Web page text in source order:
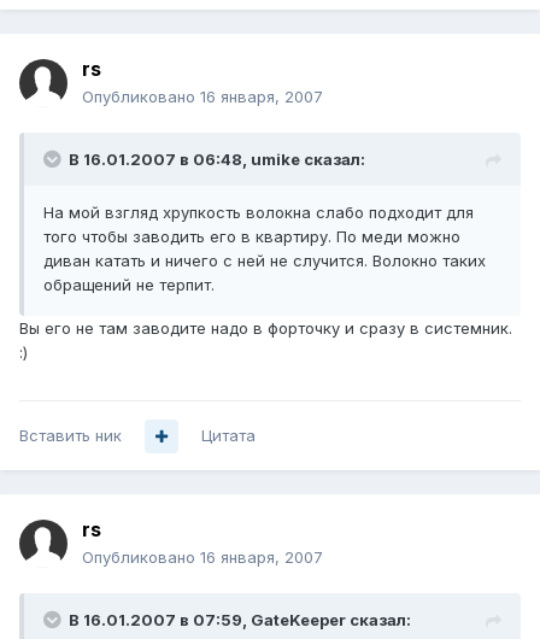
rs
Опубликовано 16 января, 2007
В 16.01.2007 в 06:48, umike сказал:
На мой взгляд хрупкость волокна слабо подходит для
того чтобы заводить его в квартиру. По меди можно
диван катать и ничего с ней не случится. Волокно таких
обращений не терпит.
Вы его не там заводите надо в форточку и сразу в системник.
:)
Вставить ник Цитата
rs
Опубликовано 16 января, 2007
В 16.01.2007 в 07:59, GateKeeper сказал: